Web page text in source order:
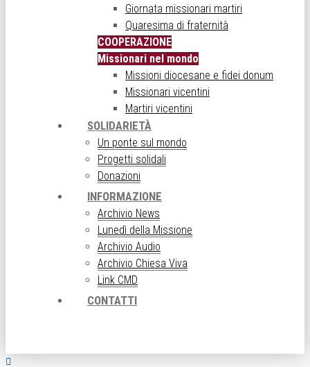
Giornata missionari martiri
Quaresima di fraternità
COOPERAZIONE
Missionari nel mondo
Missioni diocesane e fidei donum
Missionari vicentini
Martiri vicentini
SOLIDARIETÀ
Un ponte sul mondo
Progetti solidali
Donazioni
INFORMAZIONE
Archivio News
Lunedì della Missione
Archivio Audio
Archivio Chiesa Viva
Link CMD
CONTATTI